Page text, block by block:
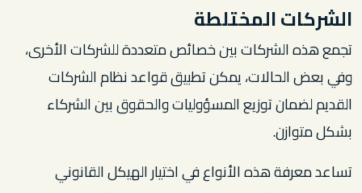
الشركات المختلطة
تجمع هذه الشركات بين خصائص متعددة للشركات الأخرى،
وفي بعض الحالات، يمكن تطبيق قواعد نظام الشركات
القديم لضمان توزيع المسؤوليات والحقوق بين الشركاء
بشكل متوازن.
تساعد معرفة هذه الأنواع في اختيار الهيكل القانوني